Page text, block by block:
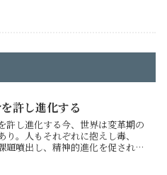
許し進化する
許し進化する今、世界は変革期の
り。人もそれぞれに抱えし毒、
題噴出し、精神的進化を促されん